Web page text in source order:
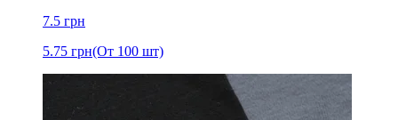
7.5 грн
5.75 грн(От 100 шт)